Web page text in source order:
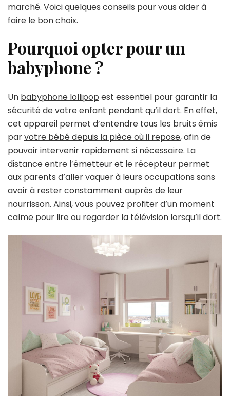
marché. Voici quelques conseils pour vous aider à
faire le bon choix.
Pourquoi opter pour un
babyphone ?
Un babyphone lollipop est essentiel pour garantir la
sécurité de votre enfant pendant qu’il dort. En effet,
cet appareil permet d’entendre tous les bruits émis
parvotre bébé depuis la pièce où il repose, afin de
pouvoir intervenir rapidement si nécessaire. La
distance entre l’émetteur et le récepteur permet
aux parents d’aller vaquer à leurs occupations sans
avoir à rester constamment auprès de leur
nourrisson. Ainsi, vous pouvez profiter d’un moment
calme pour lire ou regarder la télévision lorsqu’il dort.